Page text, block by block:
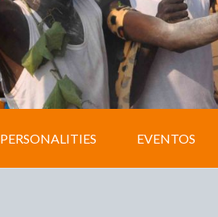
PERSONALITIES EVENTOS